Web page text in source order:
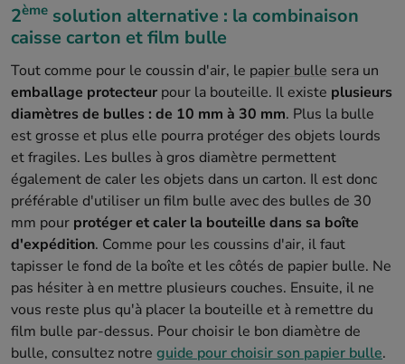
2ème solution alternative : la combinaison
caisse carton et film bulle
Tout comme pour le coussin d'air, le papier bulle sera un
emballage protecteur pour la bouteille. Il existe plusieurs
diamètres de bulles : de 10 mm à 30 mm. Plus la bulle
est grosse et plus elle pourra protéger des objets lourds
et fragiles. Les bulles à gros diamètre permettent
également de caler les objets dans un carton. Il est donc
préférable d'utiliser un film bulle avec des bulles de 30
mm pour protéger et caler la bouteille dans sa boîte
d'expédition. Comme pour les coussins d'air, il faut
tapisser le fond de la boîte et les côtés de papier bulle. Ne
pas hésiter à en mettre plusieurs couches. Ensuite, il ne
vous reste plus qu'à placer la bouteille et à remettre du
film bulle par-dessus. Pour choisir le bon diamètre de
bulle, consultez notre guide pour choisir son papier bulle.